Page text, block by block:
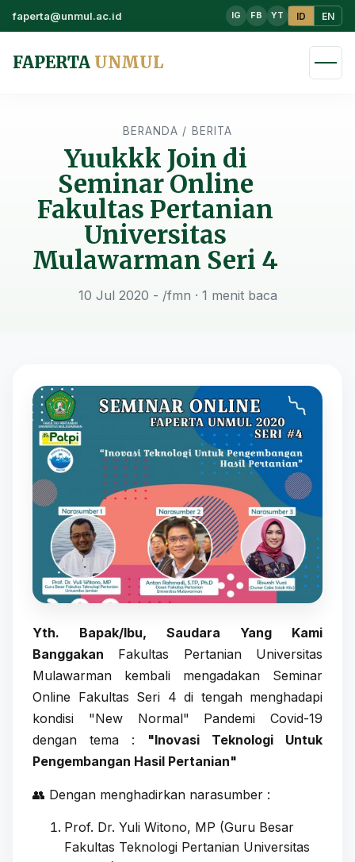
faperta@unmul.ac.id IG FB YT ID EN
FAPERTA UNMUL
BERANDA / BERITA
Yuukkk Join di
Seminar Online
Fakultas Pertanian
Universitas
Mulawarman Seri 4
10 Jul 2020 - /fmn · 1 menit baca
Yth. Bapak/Ibu, Saudara Yang Kami
Banggakan Fakultas Pertanian Universitas
Mulawarman kembali mengadakan Seminar
Online Fakultas Seri 4 di tengah menghadapi
kondisi "New Normal" Pandemi Covid-19
dengan tema : "Inovasi Teknologi Untuk
Pengembangan Hasil Pertanian"
👥 Dengan menghadirkan narasumber :
Prof. Dr. Yuli Witono, MP (Guru Besar
Fakultas Teknologi Pertanian Universitas